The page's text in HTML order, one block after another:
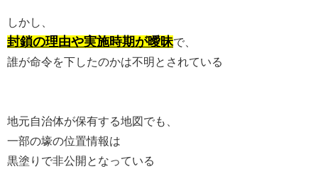
しかし、
封鎖の理由や実施時期が曖昧で、
誰が命令を下したのかは不明とされている
地元自治体が保有する地図でも、
一部の壕の位置情報は
黒塗りで非公開となっている